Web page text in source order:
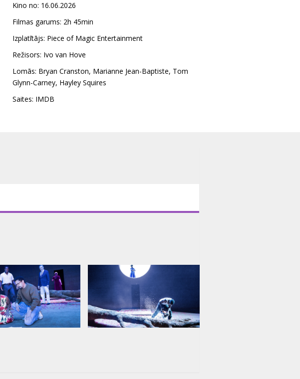
Kino no: 16.06.2026
Filmas garums: 2h 45min
Izplatītājs: Piece of Magic Entertainment
Režisors: Ivo van Hove
Lomās: Bryan Cranston, Marianne Jean-Baptiste, Tom
Glynn-Carney, Hayley Squires
Saites: IMDB